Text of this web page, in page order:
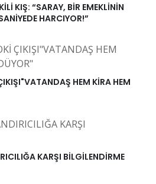
KIŞ: “SARAY, BİR EMEKLİNİN
HARCIYOR!”
HEM KİRA HEM
KARŞI BİLGİLENDİRME